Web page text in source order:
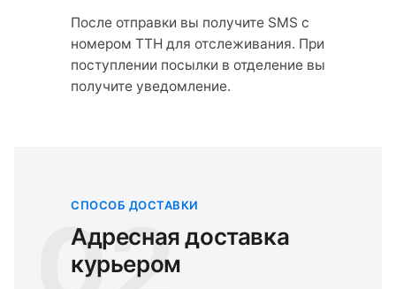
После отправки вы получите SMS с
номером ТТН для отслеживания. При
поступлении посылки в отделение вы
получите уведомление.
СПОСОБ ДОСТАВКИ
Адресная доставка
курьером